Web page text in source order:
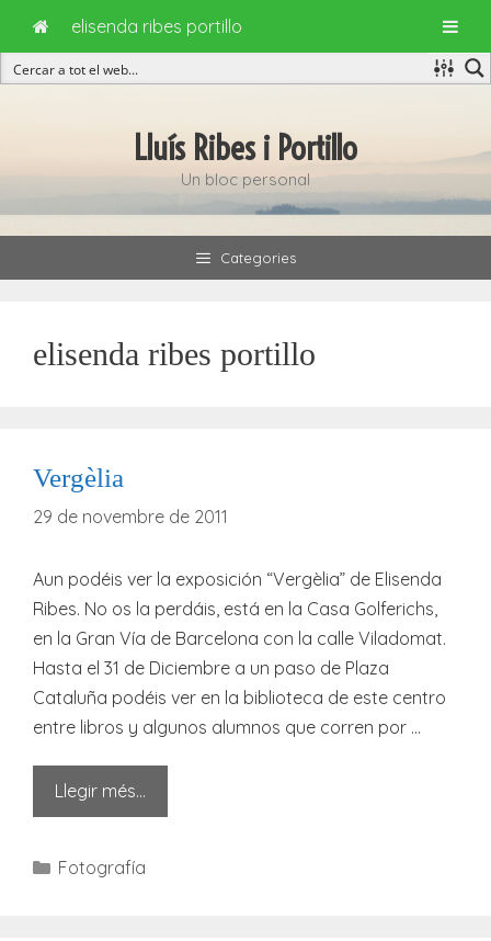
Lluís Ribes i Portillo
Un bloc personal
Categories
elisenda ribes portillo
Vergèlia
29 de novembre de 2011
Aun podéis ver la exposición “Vergèlia” de Elisenda
Ribes. No os la perdáis, está en la Casa Golferichs,
en la Gran Vía de Barcelona con la calle Viladomat.
Hasta el 31 de Diciembre a un paso de Plaza
Cataluña podéis ver en la biblioteca de este centro
entre libros y algunos alumnos que corren por …
Llegir més…
Categories
Fotografía
elisenda ribes portillo